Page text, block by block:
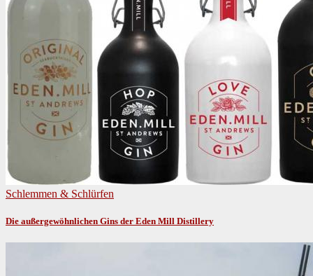
Schlemmen & Schlürfen
Die außergewöhnlichen Gins der Eden Mill Distillery